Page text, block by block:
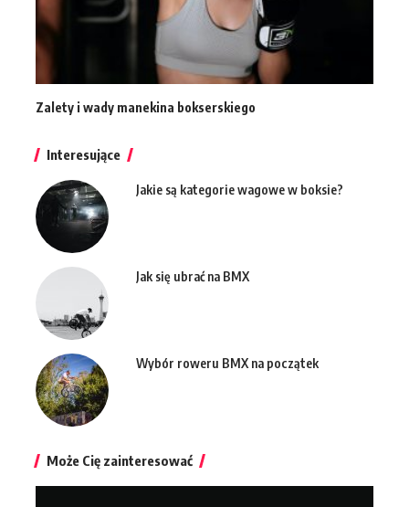
Zalety i wady manekina bokserskiego
Interesujące
Jakie są kategorie wagowe w boksie?
Jak się ubrać na BMX
Wybór roweru BMX na początek
Może Cię zainteresować